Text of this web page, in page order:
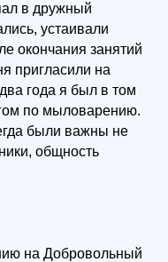
в дружный
устаивали
окончания занятий
пригласили на
года я был в том
по мыловарению.
были важны не
общность
на Добровольный